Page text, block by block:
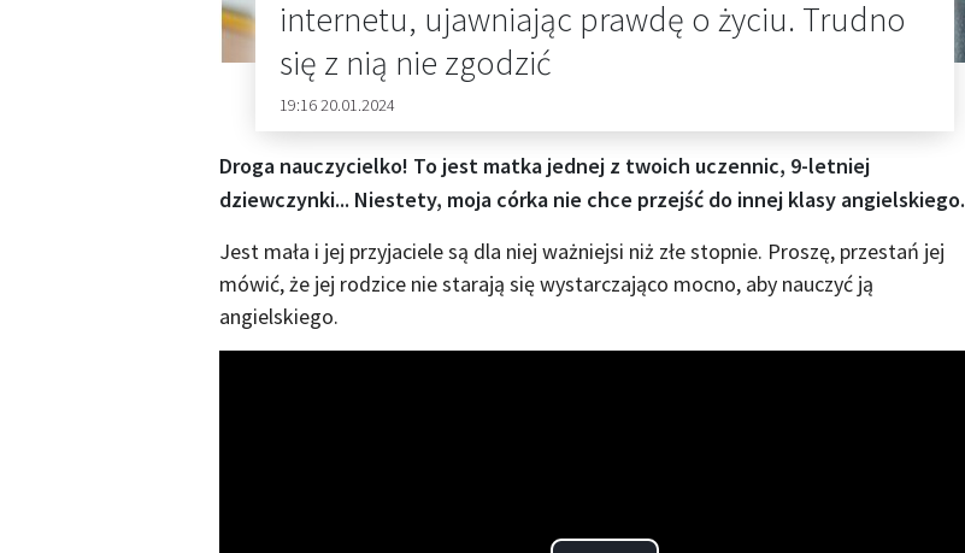
internetu, ujawniając prawdę o życiu. Trudno
się z nią nie zgodzić
19:16 20.01.2024
Droga nauczycielko! To jest matka jednej z twoich uczennic, 9-letniej
dziewczynki... Niestety, moja córka nie chce przejść do innej klasy angielskiego.
Jest mała i jej przyjaciele są dla niej ważniejsi niż złe stopnie. Proszę, przestań jej
mówić, że jej rodzice nie starają się wystarczająco mocno, aby nauczyć ją
angielskiego.